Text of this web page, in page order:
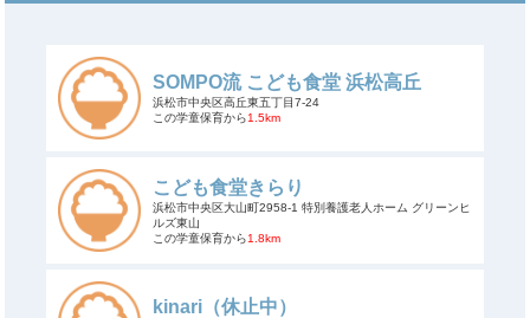
SOMPO流 こども食堂 浜松高丘
浜松市中央区高丘東五丁目7-24
この学童保育から1.5km
こども食堂きらり
浜松市中央区大山町2958-1 特別養護老人ホーム グリーンヒ
ルズ東山
この学童保育から1.8km
kinari（休止中）